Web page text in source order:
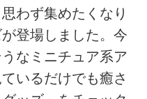
わず集めたくなり
登場しました。今
なミニチュア系ア
いるだけでも癒さ